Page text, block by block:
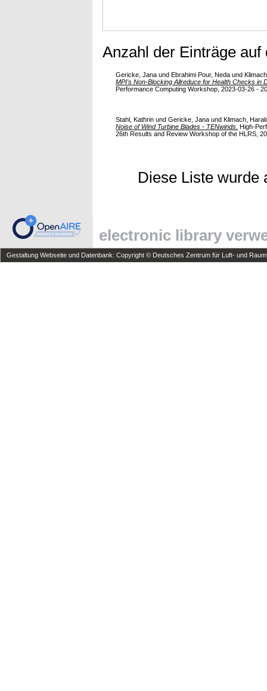
Anzahl der Einträge
Gericke, Jana und Ebrahimi Pour, Neda und
MPI's Non-Blocking Allreduce for Health Checks in
Performance Computing Workshop, 2023-03-26 -
Stahl, Kathrin undGericke, Jana undKlimach,
Noise of Wind Turbine Blades - TENwinds. High-
26th Results and Review Workshop of the HLRS,
Diese Liste wurde
electronic library
Gestaltung Webseite und Datenbank: Copyright © Deutsches Zentrum für Luft- und